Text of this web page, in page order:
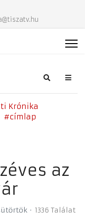
Search
Krónika
címlap
az
1336 Találat